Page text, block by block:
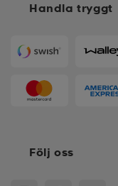
Handla tryggt
Följ oss